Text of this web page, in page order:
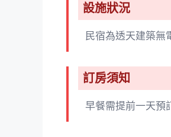
設施狀況
民宿為透天建築無
訂房須知
早餐需提前一天預